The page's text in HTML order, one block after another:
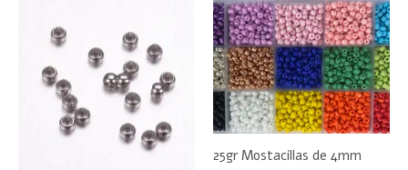
25gr Mostacillas de 4mm
Este
producto
tiene
Las
opciones